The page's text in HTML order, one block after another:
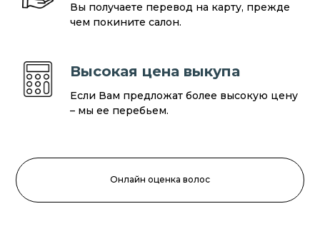
Вы получаете перевод на карту, прежде
чем покините салон.
Высокая цена выкупа
Если Вам предложат более высокую цену
– мы ее перебьем.
Онлайн оценка волос